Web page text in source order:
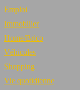
Emploi
Immobilier
Home/Brico
Véhicules
Shopping
Vie quotidienne